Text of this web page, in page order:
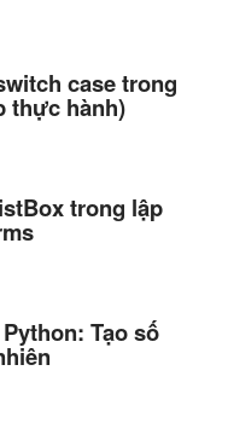
case trong
thực hành)
trong lập
Tạo số